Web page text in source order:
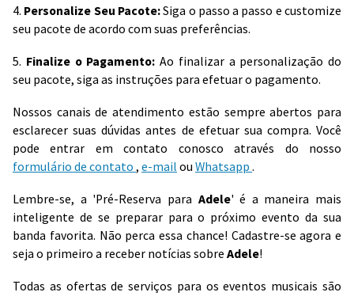
4. Personalize Seu Pacote:Siga o passo a passo e customize
seu pacote de acordo com suas preferências.
5. Finalize o Pagamento: Ao finalizar a personalização do
seu pacote, siga as instruções para efetuar o pagamento.
Nossos canais de atendimento estão sempre abertos para
esclarecer suas dúvidas antes de efetuar sua compra. Você
pode entrar em contato conosco através do nosso
formulário de contato , e-mail ou Whatsapp .
Lembre-se, a 'Pré-Reserva para Adele' é a maneira mais
inteligente de se preparar para o próximo evento da sua
banda favorita. Não perca essa chance! Cadastre-se agora e
seja o primeiro a receber notícias sobre Adele!
Todas as ofertas de serviços para os eventos musicais são